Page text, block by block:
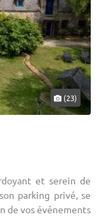
(23)
et serein de
parking privé, se
de vos événements